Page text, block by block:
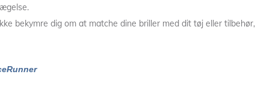
bekymre dig om at matche dine briller med dit tøj eller tilbehør,